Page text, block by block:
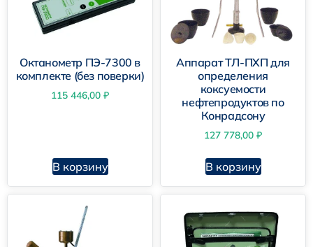
Октанометр ПЭ-7300 в
комплекте (без поверки)
115 446,00 ₽
В корзину
Аппарат ТЛ-ПХП для
определения
коксуемости
нефтепродуктов по
Конрадсону
127 778,00 ₽
В корзину